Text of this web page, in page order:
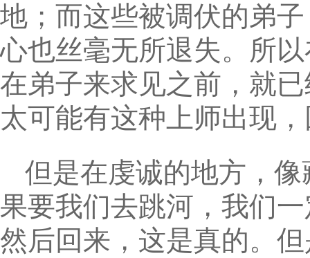
地；而这些被调伏的弟
心也丝毫无所退失。所
在弟子来求见之前，就
太可能有这种上师出现
但是在虔诚的地方，
果要我们去跳河，我们
然后回来，这是真的。